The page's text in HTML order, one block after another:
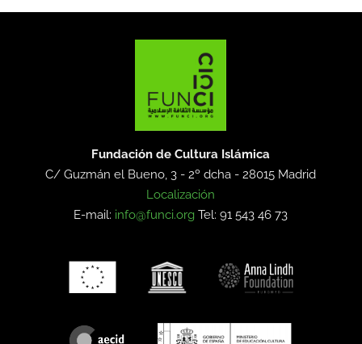
Fundación de Cultura Islámica
C/ Guzmán el Bueno, 3 - 2º dcha -28015 Madrid
Localización
E-mail: info@funci.org Tel: 91 543 46 73